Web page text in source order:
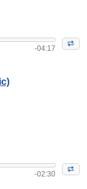
-04:17
-02:30